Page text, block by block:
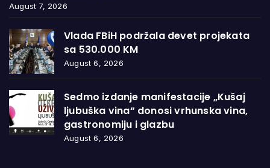
August 7, 2026
Vlada FBiH podržala devet projekata
sa 530.000 KM
August 6, 2026
Sedmo izdanje manifestacije „Kušaj
ljubuška vina“ donosi vrhunska vina,
gastronomiju i glazbu
August 6, 2026